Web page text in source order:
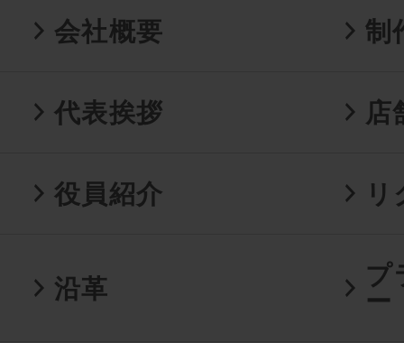
会社概要 制
代表挨拶 店
役員紹介
沿革
プ
ー